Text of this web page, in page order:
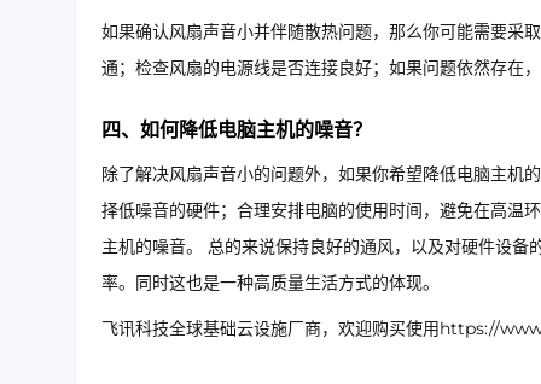
如果确认风扇声音小并伴随散热问题，那么你可能需要采
通；检查风扇的电源线是否连接良好；如果问题依然存在
四、如何降低电脑主机的噪音？
除了解决风扇声音小的问题外，如果你希望降低电脑主机
择低噪音的硬件；合理安排电脑的使用时间，避免在高温
主机的噪音。 总的来说保持良好的通风，以及对硬件设
率。同时这也是一种高质量生活方式的体现。
飞讯科技全球基础云设施厂商，欢迎购买使用https://